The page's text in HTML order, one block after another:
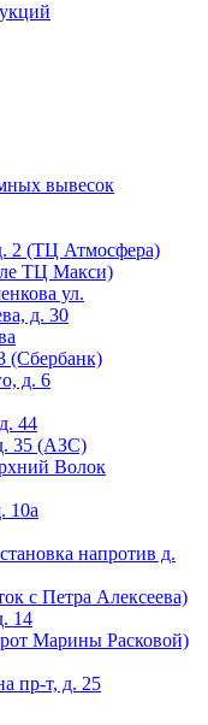
вывесок
2 (ТЦ Атмосфера)
ТЦ Макси)
ул.
д. 30
(Сбербанк)
д. 6
44
35 (АЗС)
Волок
10а
напротив д.
с Петра Алексеева)
14
Марины Расковой)
пр-т, д. 25